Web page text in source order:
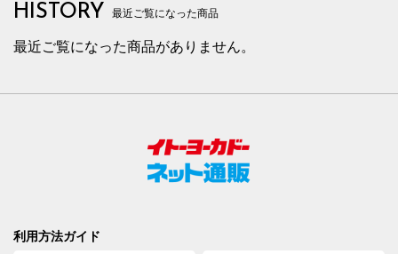
HISTORY 最近ご覧になった商品
最近ご覧になった商品がありません。
利用方法ガイド